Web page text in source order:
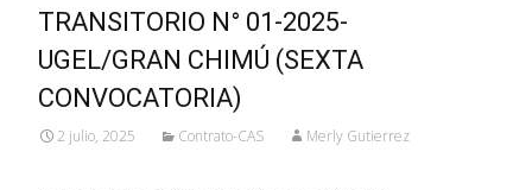
TRANSITORIO N° 01-2025-
UGEL/GRAN CHIMÚ (SEXTA
CONVOCATORIA)
2 julio, 2025 Contrato-CAS Merly Gutierrez